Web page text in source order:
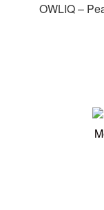
OWLIQ –